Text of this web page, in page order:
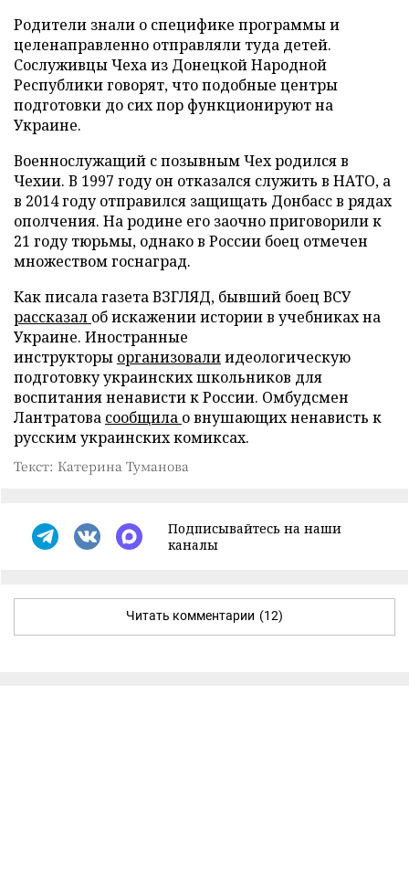
Родители знали о специфике программы и
целенаправленно отправляли туда детей.
Сослуживцы Чеха из Донецкой Народной
Республики говорят, что подобные центры
подготовки до сих пор функционируют на
Украине.
Военнослужащий с позывным Чех родился в
Чехии. В 1997 году он отказался служить в НАТО, а
в 2014 году отправился защищать Донбасс в рядах
ополчения. На родине его заочно приговорили к
21 году тюрьмы, однако в России боец отмечен
множеством госнаград.
Как писала газета ВЗГЛЯД, бывший боец ВСУ
рассказал об искажении истории в учебниках на
Украине. Иностранные
инструкторы организовалиидеологическую
подготовку украинских школьников для
воспитания ненависти к России. Омбудсмен
Лантратова сообщила о внушающих ненависть к
русским украинских комиксах.
Текст: Катерина Туманова
Подписывайтесь на наши
каналы
Читать комментарии (12)